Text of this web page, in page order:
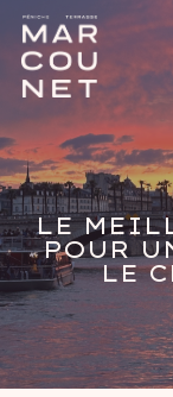
main
content
LE
POUR
LE